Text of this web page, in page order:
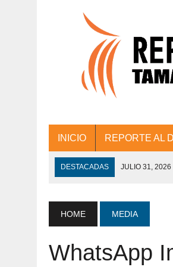
INICIO REPORTE AL
DESTACADAS JULIO 31, 2026
JULIO 30, 2026 | 💧🚰 ¡AGUA
JULIO 30, 2026 ¡TRABAJO EN
HOME MEDIA
WhatsApp